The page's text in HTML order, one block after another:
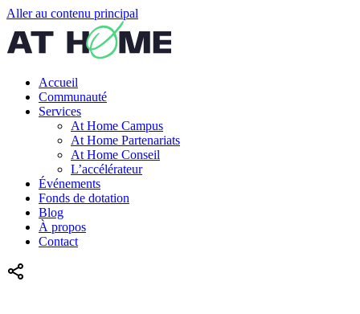
Aller au contenu principal
Accueil
Communauté
Services
At Home Campus
At Home Partenariats
At Home Conseil
L’accélérateur
Événements
Fonds de dotation
Blog
À propos
Contact